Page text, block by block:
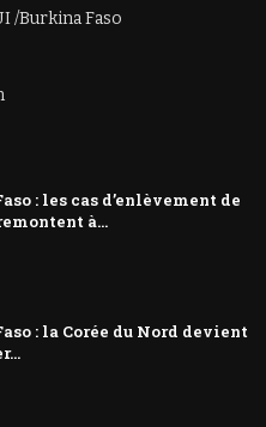
/Burkina Faso
: les cas d’enlèvement de
à...
: la Corée du Nord devient